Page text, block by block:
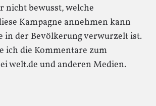
nicht bewusst, welche
Kampagne annehmen kann
in der Bevölkerung verwurzelt ist.
ich die Kommentare zum
welt.de und anderen Medien.